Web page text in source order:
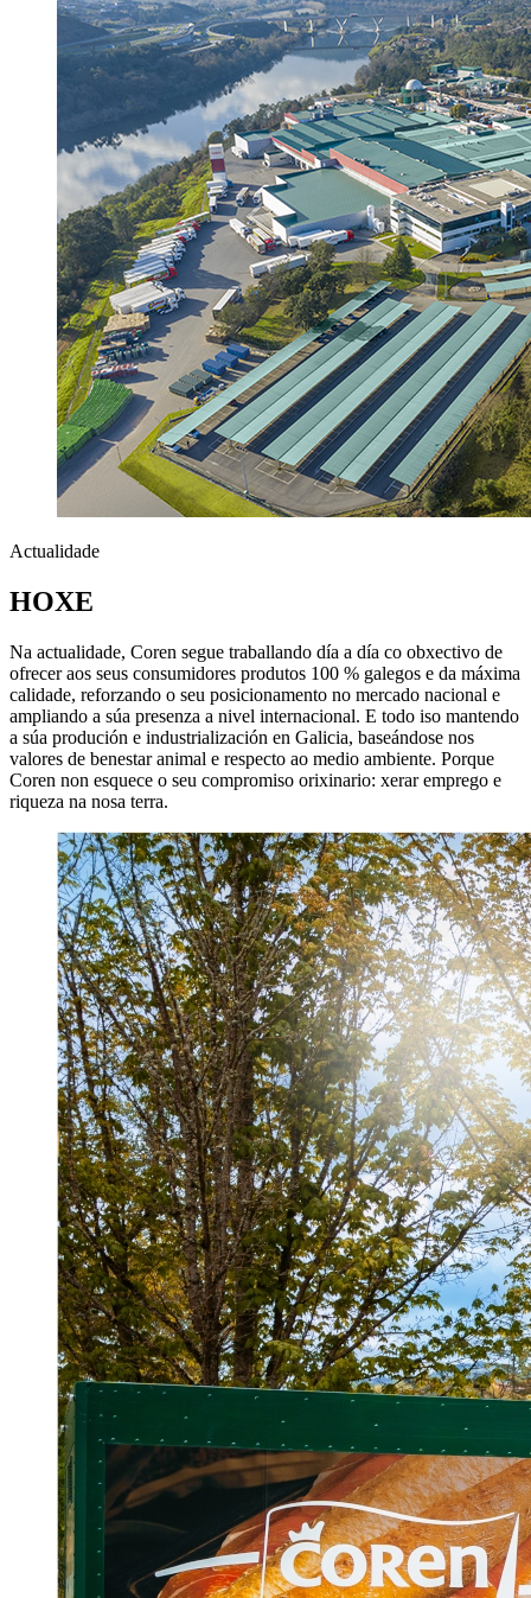
Actualidade
HOXE
Na actualidade, Coren segue traballando día a día co obxectivo de
ofrecer aos seus consumidores produtos 100 % galegos e da máxima
calidade, reforzando o seu posicionamento no mercado nacional e
ampliando a súa presenza a nivel internacional. E todo iso mantendo
a súa produción e industrialización en Galicia, baseándose nos
valores de benestar animal e respecto ao medio ambiente. Porque
Coren non esquece o seu compromiso orixinario: xerar emprego e
riqueza na nosa terra.